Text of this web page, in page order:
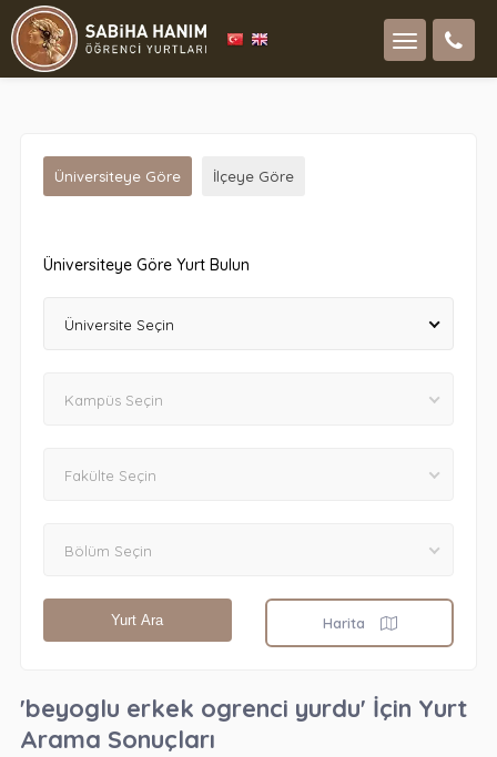
Üniversiteye Göre İlçeye Göre
Üniversiteye Göre Yurt Bulun
Üniversite Seçin
Kampüs Seçin
Fakülte Seçin
Bölüm Seçin
Yurt Ara Harita
'beyoglu erkek ogrenci yurdu' İçin Yurt
Arama Sonuçları